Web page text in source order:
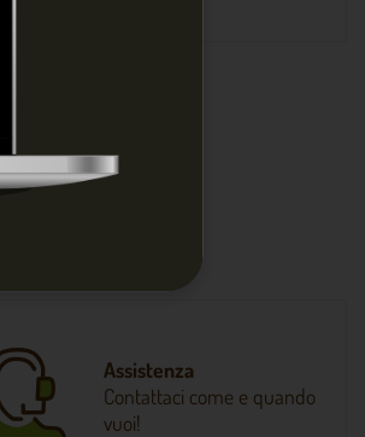
Assistenza
Contattaci come e quando
vuoi!